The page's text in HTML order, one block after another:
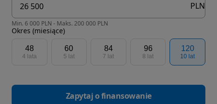
PLN
Min. 6 000 PLN - Maks. 200 000 PLN
Okres (miesiące)
48
4 lata
60
5 lat
84
7 lat
96
8 lat
120
10 lat
Zapytaj o finansowanie